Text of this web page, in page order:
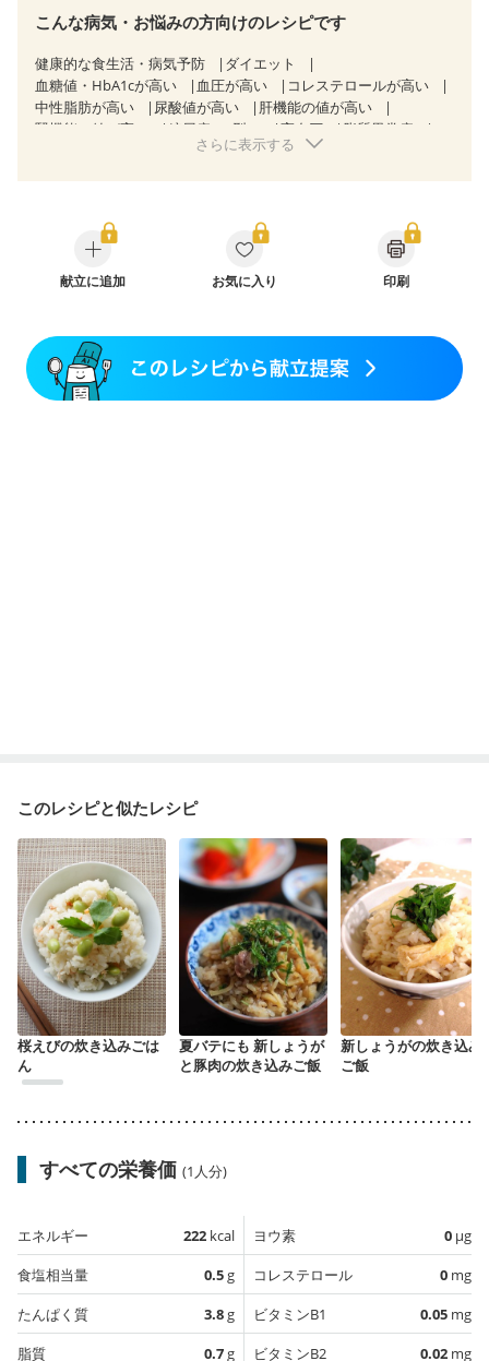
こんな病気・お悩みの方向けのレシピです
健康的な食生活・病気予防
ダイエット
血糖値・HbA1cが高い
血圧が高い
コレステロールが高い
中性脂肪が高い
尿酸値が高い
肝機能の値が高い
腎機能の値が高い
糖尿病（2型） 高血圧
脂質異常症
狭心症 心筋梗塞
糖尿病性腎症（第３期）
CKD（ステージ１）
CKD（ステージ２）
CKD（ステージ３a）
CKD（ステージ３b）
透析
乳がん（抗がん剤治療中）
味の感じ方が変わった
妊婦健診・体重増加が気になる（初期）
妊婦健診・血圧が気になる（初期）
さらに表示する
献立に追加 お気に入り 印刷
このレシピと似たレシピ
桜えびの炊き込みごは
ん
夏バテにも 新しょうが
と豚肉の炊き込みご飯
新しょうがの炊き込み
ご飯
すべての栄養価 (1人分)
エネルギー 222 kcal
食塩相当量
0.5g
たんぱく質
3.8g
脂質
0.7g
ヨウ素 0 µg
コレステロール
0 mg
ビタミンB1
0.05 mg
ビタミンB2
0.02 mg